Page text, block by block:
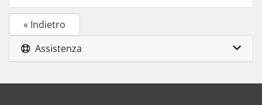
« Indietro
Assistenza